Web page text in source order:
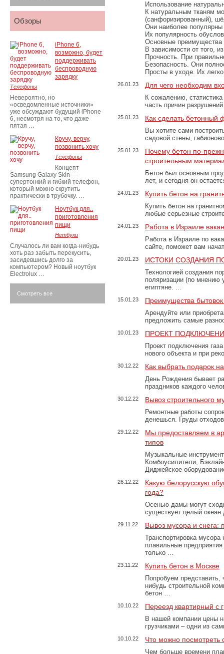
Использование
К натуральным тканям
(санфоризированный),
Они наиболее популярны
Их популярность
Основные преимущества
В зависимости от того,
Прочность. При
Безопасность. Они
Просты в уходе. Их
26.01.23 Для чего необходим
К сожалению,
часть причин
25.01.23 Как сделать бетонный
Вы хотите сами
садовой стены,
25.01.23
Почему бетон по-
строительным
Бетон был основным
лет, и сегодня он
24.01.23 Купить бетон на
Купить бетон на
любые серьезные
24.01.23 Работа в Израиле
Работа в Израиле по
сайте, поможет вам
20.01.23 ИСТОКИ СОЗДАНИЯ
Технологией создания
поляризации (по
египтяне. …
15.01.23 Преимущества
Арендуйте или
предложить самые
10.01.23 ПРОЕКТ
Проект подключения
нового объекта и при
30.12.22 Как выбрать подарок
День Рождения бывает
праздников каждого
30.12.22 Вывоз строительного
Ремонтные работы
денешься. Груды
29.12.22
Мы предоставляем в
типов
Музыкальные
Комбоусилители;
Диджейское
26.12.22
Какую белорусскую
года?
Осенью дамы могут
существует целый
29.11.22 Вывоз мусора и
Транспортировка
плавильные
только …
23.11.22 Купить бетон в Москве
Попробуем представить,
нибудь строительной
бетон …
10.10.22 Переезд квартирный с
В нашей компании цены
грузчиками – одни из
10.10.22 Что можно посмотреть
Чем больше времени
Обзоры
iPhone 6,
возможно, будет
поддерживать
беспроводную
зарядку
Телефоны
Невероятно, но
«осведомленные источники»
уже обсуждают будущий iPhone
6, несмотря на то, что даже
пятая …
Кручу, верчу,
позвонить хочу
Телефоны
Концепт
Samsung Galaxy Skin —
супертонкий и гибкий телефон,
который можно скрутить
практически в трубочку. …
Ноутбук для..
приготовления
пищи
Нетбуки
Случалось ли вам когда-нибудь
хоть раз забыть перекусить,
засидевшись долго за
компьютером? Новый ноутбук
Electrolux …
Смотреть все